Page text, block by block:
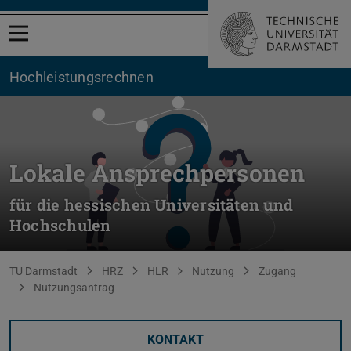
Menü öffnen
Hochleistungsrechnen
Lokale Ansprechpersonen
für die hessischen Universitäten und
Hochschulen
Sie befinden sich hier:
TU Darmstadt HRZ HLR Nutzung
Zugang
Nutzungsantrag
KONTAKT